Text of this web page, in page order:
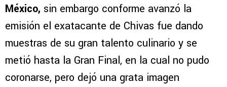
México, sin embargo conforme avanzó la
emisión el exatacante de Chivas fue dando
muestras de su gran talento culinario y se
metió hasta la Gran Final, en la cual no pudo
coronarse, pero dejó una grata imagen